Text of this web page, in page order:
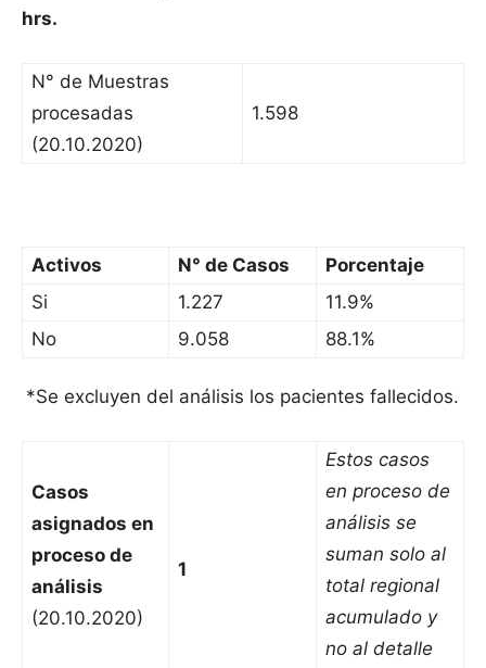
hrs.
N° de Muestras
procesadas
(20.10.2020)
1.598
Activos N° de Casos
Porcentaje
Si
1.227
11.9%
No
9.058 88.1%
*Se excluyen del análisis los pacientes fallecidos.
Casos
asignados en
proceso de
análisis
(20.10.2020)
1
Estos casos
en proceso de
análisis se
suman solo al
total regional
acumulado y
no al detalle